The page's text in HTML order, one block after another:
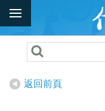
返回前頁